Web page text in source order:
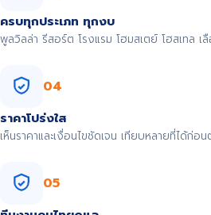
ครบทุกประเภท ทุกงบ
พูลวิลล่า รีสอร์ต โรงแรม โฮมสเตย์ โฮสเทล เ
04
ราคาโปร่งใส
เห็นราคาและเงื่อนไขชัดเจน เทียบหลายที่ได้ก่อ
05